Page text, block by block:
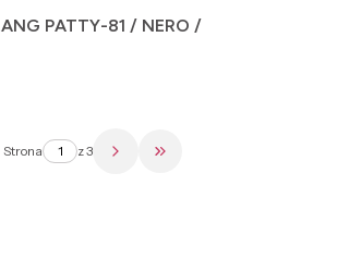
PATTY-81 / NERO /
Strona z 3 Przejdź do ostatniej